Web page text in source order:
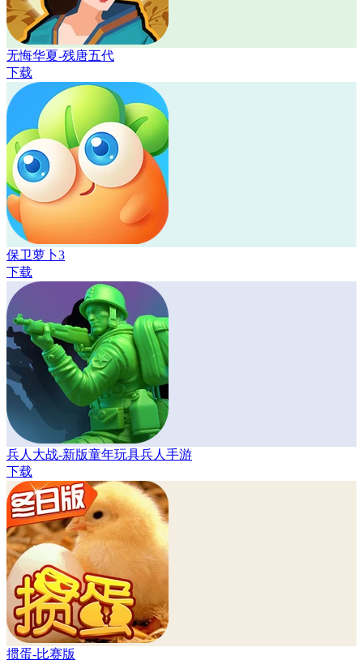
无悔华夏-残唐五代
下载
保卫萝卜3
下载
兵人大战-新版童年玩具兵人手游
下载
掼蛋-比赛版